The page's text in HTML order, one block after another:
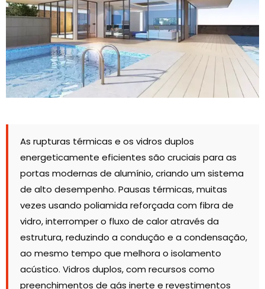
As rupturas térmicas e os vidros duplos
energeticamente eficientes são cruciais para as
portas modernas de alumínio, criando um sistema
de alto desempenho. Pausas térmicas, muitas
vezes usando poliamida reforçada com fibra de
vidro, interromper o fluxo de calor através da
estrutura, reduzindo a condução e a condensação,
ao mesmo tempo que melhora o isolamento
acústico. Vidros duplos, com recursos como
preenchimentos de gás inerte e revestimentos